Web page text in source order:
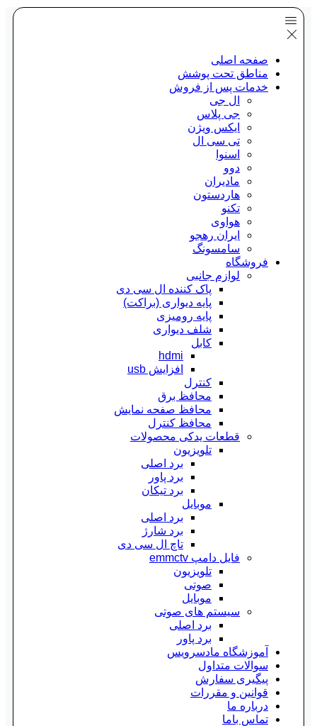
صفحه اصلی
مناطق تحت پوشش
خدمات پس از فروش
ال جی
جی پلاس
ایکس ویژن
تی سی ال
اسنوا
دوو
مادیران
هاردستون
تکنو
هواوی
ایران رهجو
سامسونگ
فروشگاه
لوازم جانبی
پاک کننده ال سی دی
پایه دیواری (براکت)
پایه رومیزی
شلف دیواری
کابل
hdmi
افزایش usb
کنترل
محافظ برق
محافظ صفحه نمایش
محافظ کنترل
قطعات یدکی محصولات
تلویزیون
برد اصلی
برد پاور
برد تیکان
موبایل
برد اصلی
برد شارژ
تاچ ال سی دی
فایل دامپ emmctv
تلویزیون
صوتی
موبایل
سیستم های صوتی
برد اصلی
برد پاور
آموزشگاه مادسرویس
سوالات متداول
پیگیری سفارش
قوانین و مقررات
درباره ما
تماس باما